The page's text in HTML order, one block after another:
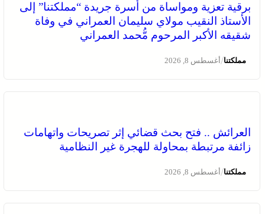
برقية تعزية ومواساة من أسرة جريدة “مملكتنا” إلى
الأستاذ النقيب مولاي سليمان العمراني في وفاة
شقيقه الأكبر المرحوم مُّحمد العمراني
مملكتنا/أغسطس 8, 2026
العرائش .. فتح بحث قضائي إثر تصريحات واتهامات
زائفة مرتبطة بمحاولة للهجرة غير النظامية
مملكتنا/أغسطس 8, 2026